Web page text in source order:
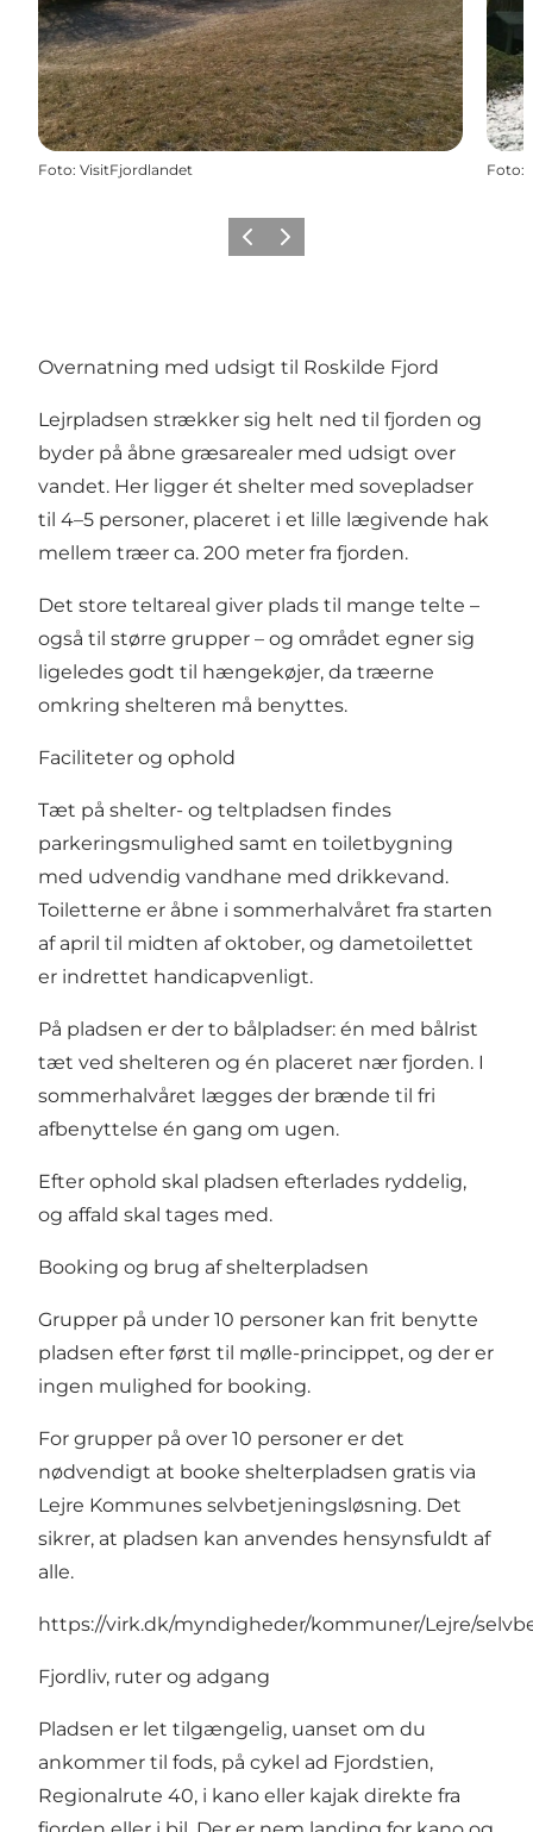
Foto: VisitFjordlandet Foto:
ForrigeNæste
Overnatning med udsigt til Roskilde Fjord
Lejrpladsen strækker sig helt ned til fjorden og
byder på åbne græsarealer med udsigt over
vandet. Her ligger ét shelter med sovepladser
til 4–5 personer, placeret i et lille lægivende hak
mellem træer ca. 200 meter fra fjorden.
Det store teltareal giver plads til mange telte –
også til større grupper – og området egner sig
ligeledes godt til hængekøjer, da træerne
omkring shelteren må benyttes.
Faciliteter og ophold
Tæt på shelter- og teltpladsen findes
parkeringsmulighed samt en toiletbygning
med udvendig vandhane med drikkevand.
Toiletterne er åbne i sommerhalvåret fra starten
af april til midten af oktober, og dametoilettet
er indrettet handicapvenligt.
På pladsen er der to bålpladser: én med bålrist
tæt ved shelteren og én placeret nær fjorden. I
sommerhalvåret lægges der brænde til fri
afbenyttelse én gang om ugen.
Efter ophold skal pladsen efterlades ryddelig,
og affald skal tages med.
Booking og brug af shelterpladsen
Grupper på under 10 personer kan frit benytte
pladsen efter først til mølle-princippet, og der er
ingen mulighed for booking.
For grupper på over 10 personer er det
nødvendigt at booke shelterpladsen gratis via
Lejre Kommunes selvbetjeningsløsning. Det
sikrer, at pladsen kan anvendes hensynsfuldt af
alle.
https://virk.dk/myndigheder/kommuner/Lejre/
Fjordliv, ruter og adgang
Pladsen er let tilgængelig, uanset om du
ankommer til fods, på cykel ad Fjordstien,
Regionalrute 40, i kano eller kajak direkte fra